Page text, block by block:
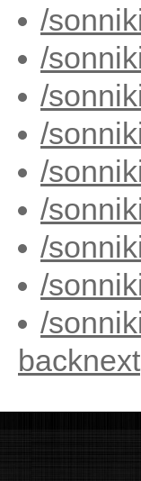
/
/
/
/
/
/
/
/
/
backnext